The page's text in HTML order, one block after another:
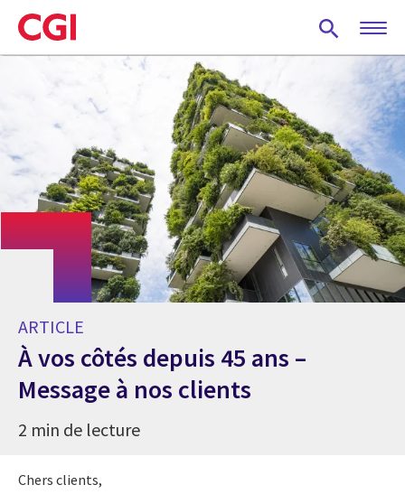
Skip
to
main
ARTICLE
À vos côtés depuis 45 ans –
Message à nos clients
2 min de lecture
Chers clients,